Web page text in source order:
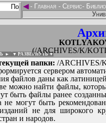
◄- Главная - Сервис-
(/ARCHIVES/K/
► ▼ РАЗВЕРНУТЬ ▼
папки: /ARCHIVES/
сервером
файлов даны как
можно найти файлы,
быть файлы ранее
не могут быть
не для широкого
и народов.